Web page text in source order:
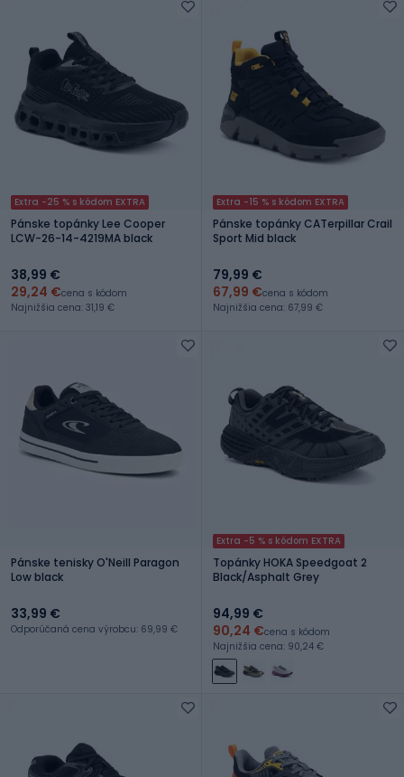
Extra -25 % s kódom EXTRA
Pánske topánky Lee Cooper
LCW-26-14-4219MA black
38,99 €
29,24 €cena s kódom
Najnižšia cena: 31,19 €
Extra -15 % s kódom EXTRA
Pánske topánky CATerpillar Crail
Sport Mid black
79,99 €
67,99 €cena s kódom
Najnižšia cena: 67,99 €
Pánske tenisky O'Neill Paragon
Low black
33,99 €
Odporúčaná cena výrobcu: 69,99 €
Extra -5 % s kódom EXTRA
Topánky HOKA Speedgoat 2
Black/Asphalt Grey
94,99 €
90,24 €cena s kódom
Najnižšia cena: 90,24 €